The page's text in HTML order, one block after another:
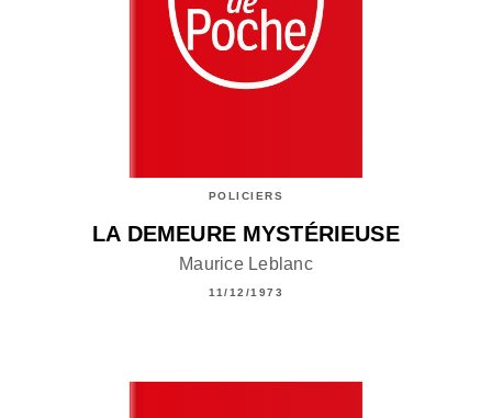
POLICIERS
LA DEMEURE MYSTÉRIEUSE
Maurice Leblanc
11/12/1973